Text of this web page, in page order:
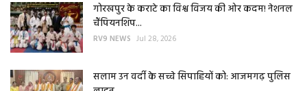
गोरखपुर के कराटे का विश्व विजय की ओर कदम! नेशनल
चैंपियनशिप...
RV9 NEWS Jul 28, 2026
सलाम उन वर्दी के सच्चे सिपाहियों को: आजमगढ़ पुलिस